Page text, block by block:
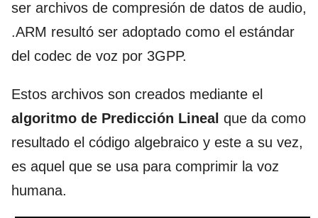
ser archivos de compresión de datos de audio,
.ARM resultó ser adoptado como el estándar
del codec de voz por 3GPP.
Estos archivos son creados mediante el
algoritmo de Predicción Lineal que da como
resultado el código algebraico y este a su vez,
es aquel que se usa para comprimir la voz
humana.